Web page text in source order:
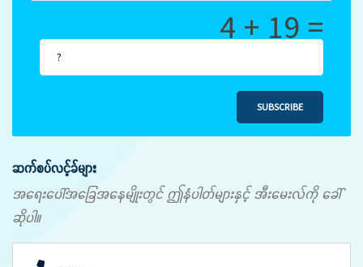
4 + 19 =
SUBSCRIBE
ဆက်စပ်လင့်ခ်များ
အရေးပေါ်အခြေအနေမျိုးတွင် ဤနံပါတ်များနှင့် အီးမေးလ်ကို ခေါ်
ဆိုပါ။